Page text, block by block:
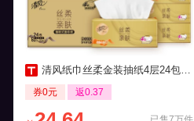
清风纸巾丝柔金装抽纸4层24包家用实惠装
券0元 返0.37